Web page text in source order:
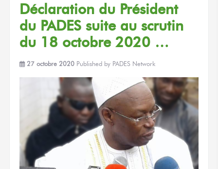
Déclaration du Président
du PADES suite au scrutin
du 18 octobre 2020 …
27 octobre 2020 Published by PADES Network